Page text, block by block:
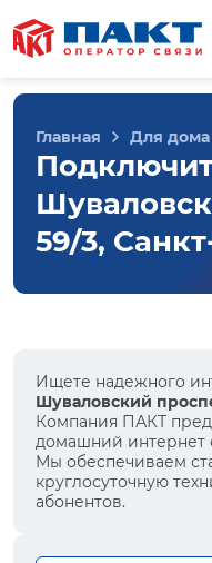
Главная Для дома
59/3,
Ищете надежного
Шуваловский
Компания ПАКТ
домашний интернет
Мы обеспечиваем
круглосуточную
абонентов.